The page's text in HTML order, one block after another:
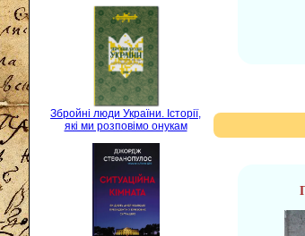
Збройні люди України. Історії,
які ми розповімо онукам